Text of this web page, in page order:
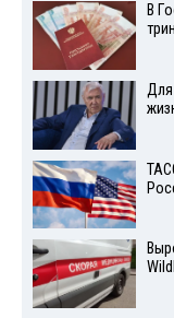
В
Для